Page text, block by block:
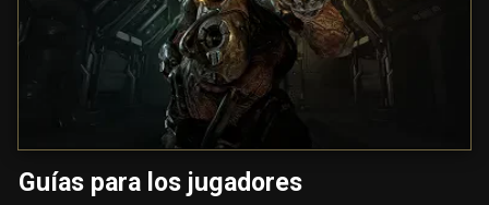
Guías para los jugadores